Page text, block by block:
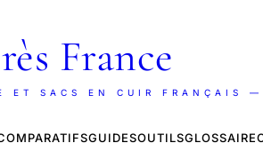
France
ET SACS EN CUIR FRANÇAIS —
GUIDESOUTILSGLOSSAIRE